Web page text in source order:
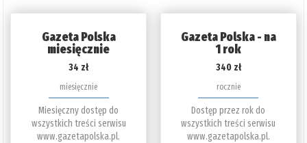
Gazeta Polska
miesięcznie
34 zł
miesięcznie
Miesięczny dostęp do
wszystkich treści serwisu
www.gazetapolska.pl.
Gazeta Polska - na
1 rok
340 zł
rocznie
Dostęp przez rok do
wszystkich treści serwisu
www.gazetapolska.pl.